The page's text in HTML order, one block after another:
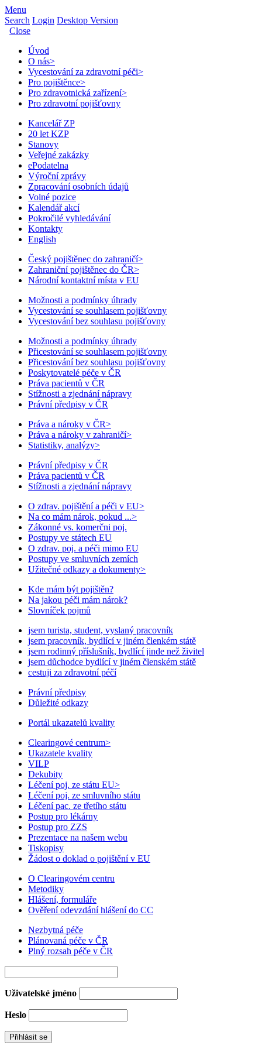
Menu
Search Login Desktop Version
Close
Úvod
O nás>
Vycestování za zdravotní péči>
Pro pojištěnce>
Pro zdravotnická zařízení>
Pro zdravotní pojišťovny
Kancelář ZP
20 let KZP
Stanovy
Veřejné zakázky
ePodatelna
Výroční zprávy
Zpracování osobních údajů
Volné pozice
Kalendář akcí
Pokročilé vyhledávání
Kontakty
English
Český pojištěnec do zahraničí>
Zahraniční pojištěnec do ČR>
Národní kontaktní místa v EU
Možnosti a podmínky úhrady
Vycestování se souhlasem pojišťovny
Vycestování bez souhlasu pojišťovny
Možnosti a podmínky úhrady
Přicestování se souhlasem pojišťovny
Přicestování bez souhlasu pojišťovny
Poskytovatelé péče v ČR
Práva pacientů v ČR
Stížnosti a zjednání nápravy
Právní předpisy v ČR
Práva a nároky v ČR>
Práva a nároky v zahraničí>
Statistiky, analýzy>
Právní předpisy v ČR
Práva pacientů v ČR
Stížnosti a zjednání nápravy
O zdrav. pojištění a péči v EU>
Na co mám nárok, pokud ...>
Zákonné vs. komerčni poj.
Postupy ve státech EU
O zdrav. poj. a péči mimo EU
Postupy ve smluvních zemích
Užitečné odkazy a dokumenty>
Kde mám být pojištěn?
Na jakou péči mám nárok?
Slovníček pojmů
jsem turista, student, vyslaný pracovník
jsem pracovník, bydlící v jiném členkém státě
jsem rodinný příslušník, bydlící jinde než živitel
jsem důchodce bydlící v jiném členském státě
cestuji za zdravotní péčí
Právní předpisy
Důležité odkazy
Portál ukazatelů kvality
Clearingové centrum>
Ukazatele kvality
VILP
Dekubity
Léčení poj. ze státu EU>
Léčení poj. ze smluvního státu
Léčení pac. ze třetího státu
Postup pro lékárny
Postup pro ZZS
Prezentace na našem webu
Tiskopisy
Žádost o doklad o pojištění v EU
O Clearingovém centru
Metodiky
Hlášení, formuláře
Ověření odevzdání hlášení do CC
Nezbytná péče
Plánovaná péče v ČR
Plný rozsah péče v ČR
Uživatelské jméno
Heslo